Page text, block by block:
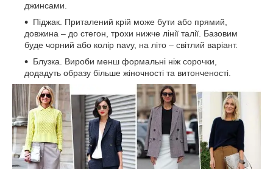
джинсами.
Піджак. Приталений крій може бути або прямий,
довжина – до стегон, трохи нижче лінії талії. Базовим
буде чорний або колір navy, на літо – світлий варіант.
Блузка. Вироби менш формальні ніж сорочки,
додадуть образу більше жіночності та витонченості.